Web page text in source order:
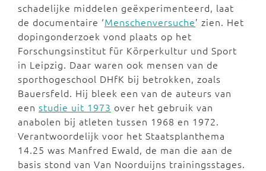
schadelijke middelen geëxperimenteerd, laat
de documentaire ‘Menschenversuche’ zien. Het
dopingonderzoek vond plaats op het
Forschungsinstitut für Körperkultur und Sport
in Leipzig. Daar waren ook mensen van de
sporthogeschool DHfK bij betrokken, zoals
Bauersfeld. Hij bleek een van de auteurs van
een studie uit 1973 over het gebruik van
anabolen bij atleten tussen 1968 en 1972.
Verantwoordelijk voor het Staatsplanthema
14.25 was Manfred Ewald, de man die aan de
basis stond van Van Noorduijns trainingsstages.